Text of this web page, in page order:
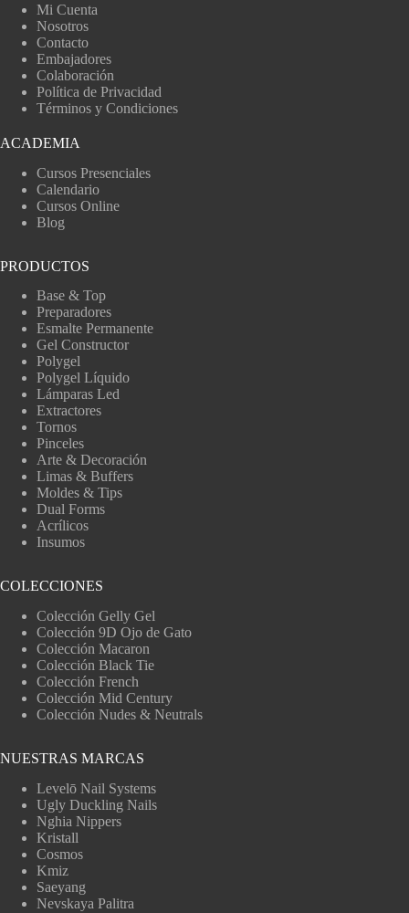
Mi Cuenta
Nosotros
Contacto
Embajadores
Colaboración
Política de Privacidad
Términos y Condiciones
ACADEMIA
Cursos Presenciales
Calendario
Cursos Online
Blog
PRODUCTOS
Base & Top
Preparadores
Esmalte Permanente
Gel Constructor
Polygel
Polygel Líquido
Lámparas Led
Extractores
Tornos
Pinceles
Arte & Decoración
Limas & Buffers
Moldes & Tips
Dual Forms
Acrílicos
Insumos
COLECCIONES
Colección Gelly Gel
Colección 9D Ojo de Gato
Colección Macaron
Colección Black Tie
Colección French
Colección Mid Century
Colección Nudes & Neutrals
NUESTRAS MARCAS
Levelō Nail Systems
Ugly Duckling Nails
Nghia Nippers
Kristall
Cosmos
Kmiz
Saeyang
Nevskaya Palitra